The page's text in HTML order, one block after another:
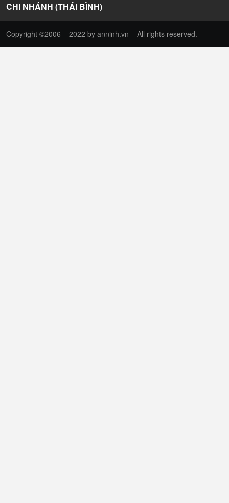
CHI NHÁNH (THÁI BÌNH)
Copyright ©2006 – 2022 by anninh.vn – All rights reserved.